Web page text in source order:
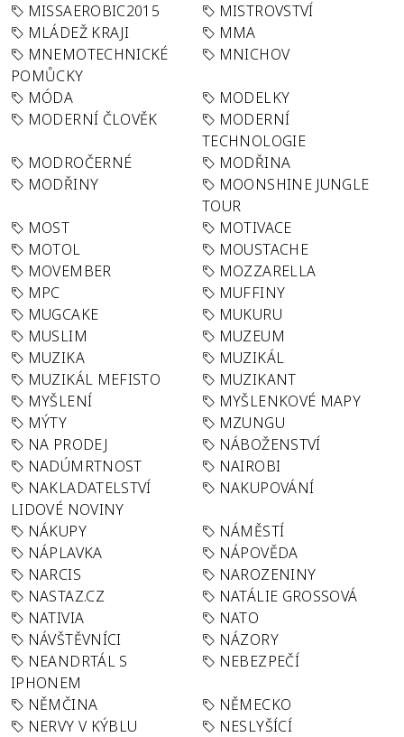
MISSAEROBIC2015
MISTROVSTVÍ
MLÁDEŽ KRAJI
MMA
MNEMOTECHNICKÉ
POMŮCKY
MNICHOV
MÓDA
MODELKY
MODERNÍ ČLOVĚK
MODERNÍ
TECHNOLOGIE
MODROČERNÉ
MODŘINA
MODŘINY
MOONSHINE JUNGLE
TOUR
MOST
MOTIVACE
MOTOL
MOUSTACHE
MOVEMBER
MOZZARELLA
MPC
MUFFINY
MUGCAKE
MUKURU
MUSLIM
MUZEUM
MUZIKA
MUZIKÁL
MUZIKÁL MEFISTO
MUZIKANT
MYŠLENÍ
MYŠLENKOVÉ MAPY
MÝTY
MZUNGU
NA PRODEJ
NÁBOŽENSTVÍ
NADÚMRTNOST
NAIROBI
NAKLADATELSTVÍ
LIDOVÉ NOVINY
NAKUPOVÁNÍ
NÁKUPY
NÁMĚSTÍ
NÁPLAVKA
NÁPOVĚDA
NARCIS
NAROZENINY
NASTAZ.CZ
NATÁLIE GROSSOVÁ
NATIVIA
NATO
NÁVŠTĚVNÍCI
NÁZORY
NEANDRTÁL S
IPHONEM
NEBEZPEČÍ
NĚMČINA
NĚMECKO
NERVY V KÝBLU
NESLYŠÍCÍ